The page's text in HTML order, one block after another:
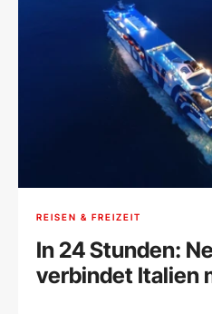
REISEN & FREIZEIT
In 24 Stunden:
verbindet Italien